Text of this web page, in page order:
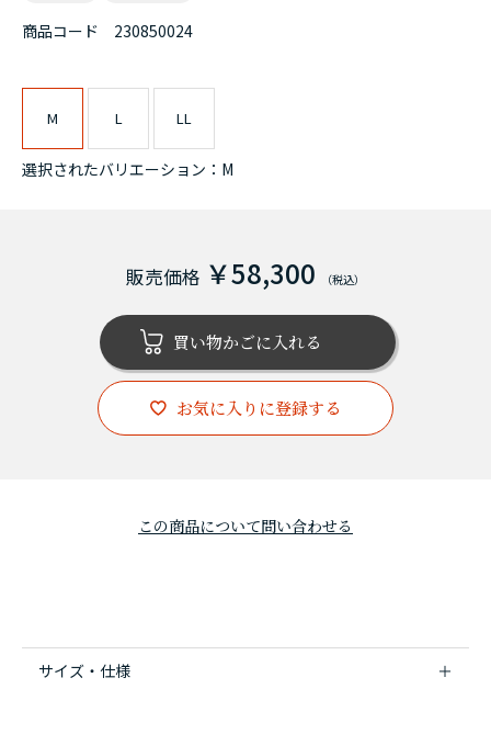
￥58,300
商品コード 230850024
M L LL
選択されたバリエーション：M
お気に入りに登録する
この商品について問い合わせる
サイズ・仕様